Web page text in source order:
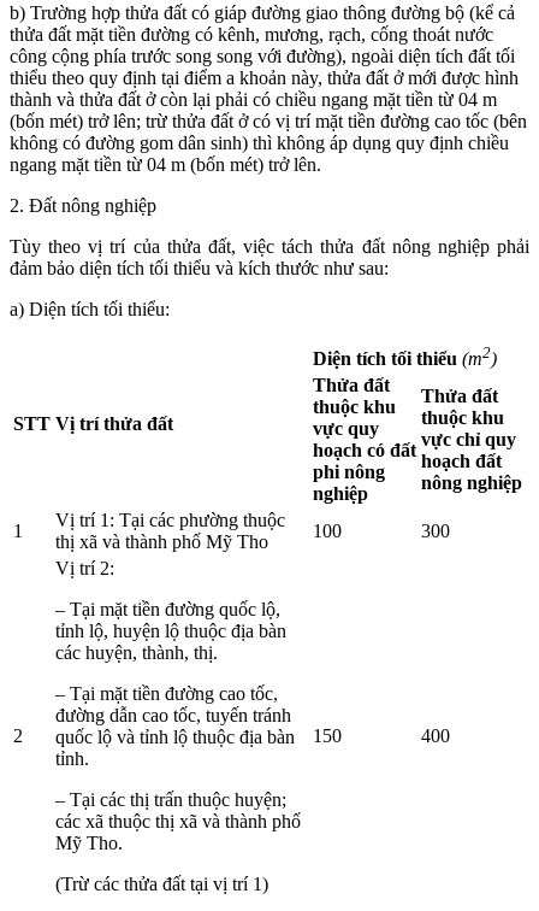
b) Trường hợp thửa đất có giáp đường giao thông đường bộ (kể cả
thửa đất mặt tiền đường có kênh, mương, rạch, cống thoát nước
công cộng phía trước song song với đường), ngoài diện tích đất tối
thiểu theo quy định tại điểm a khoản này, thửa đất ở mới được hình
thành và thửa đất ở còn lại phải có chiều ngang mặt tiền từ 04 m
(bốn mét) trở lên; trừ thửa đất ở có vị trí mặt tiền đường cao tốc (bên
không có đường gom dân sinh) thì không áp dụng quy định chiều
ngang mặt tiền từ 04 m (bốn mét) trở lên.
2. Đất nông nghiệp
Tùy theo vị trí của thửa đất, việc tách thửa đất nông nghiệp phải
đảm bảo diện tích tối thiểu và kích thước như sau:
a) Diện tích tối thiểu:
STT Vị trí thửa đất
Diện tích tối thiểu (m2)
Thửa đất
thuộc khu
vực quy
hoạch có đất
phi nông
nghiệp
Thửa đất
thuộc khu
vực chỉ quy
hoạch đất
nông nghiệp
1
Vị trí 1: Tại các phường thuộc
thị xã và thành phố Mỹ Tho
100 300
2
Vị trí 2:
– Tại mặt tiền đường quốc lộ,
tỉnh lộ, huyện lộ thuộc địa bàn
các huyện, thành, thị.
– Tại mặt tiền đường cao tốc,
đường dẫn cao tốc, tuyến tránh
quốc lộ và tỉnh lộ thuộc địa bàn
tỉnh.
– Tại các thị trấn thuộc huyện;
các xã thuộc thị xã và thành phố
Mỹ Tho.
(Trừ các thửa đất tại vị trí 1)
150 400